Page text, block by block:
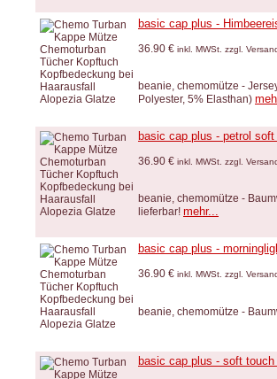
basic cap plus -
36.90 € inkl. MWSt. zzgl.
beanie, chemomütze -
Polyester, 5% Elasthan)
basic cap plus - petrol
36.90 € inkl. MWSt. zzgl.
beanie, chemomütze -
lieferbar! mehr...
basic cap plus -
36.90 € inkl. MWSt. zzgl.
beanie, chemomütze -
basic cap plus - soft